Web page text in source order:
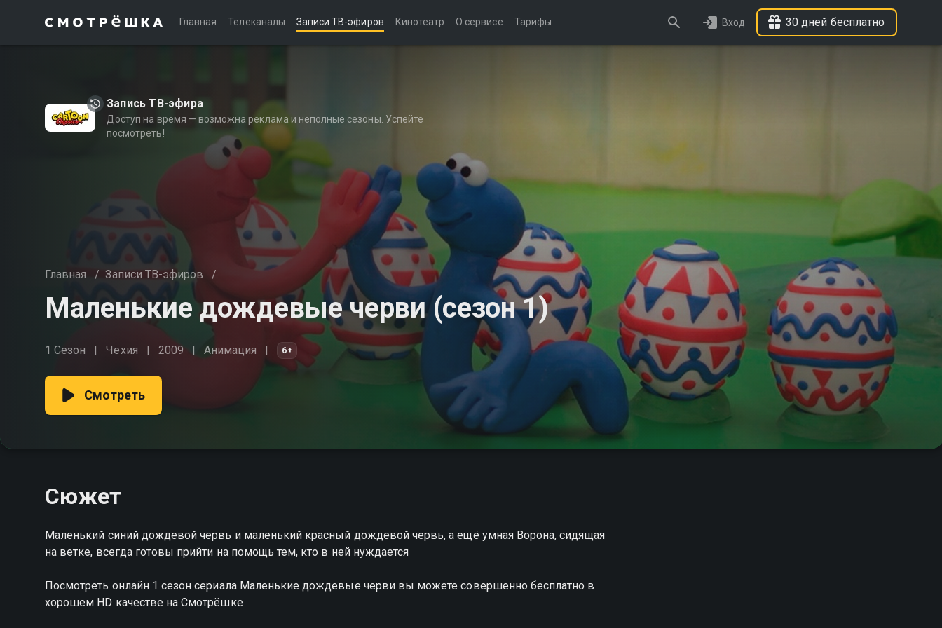
Главная Телеканалы Записи ТВ-эфиров Кинотеатр О сервисе Тарифы Вход 30 дней бесплатно
Запись ТВ-эфира
Доступ на время — возможна реклама и неполные сезоны. Успейте
посмотреть!
Главная / Записи ТВ-эфиров /
Маленькие дождевые черви (сезон 1)
1 Сезон Чехия 2009 Анимация 6+
Смотреть
Сюжет
Маленький синий дождевой червь и маленький красный дождевой червь, а ещё умная Ворона, сидящая
на ветке, всегда готовы прийти на помощь тем, кто в ней нуждается
Посмотреть онлайн 1 сезон сериала Маленькие дождевые черви вы можете совершенно бесплатно в
хорошем HD качестве на Смотрёшке